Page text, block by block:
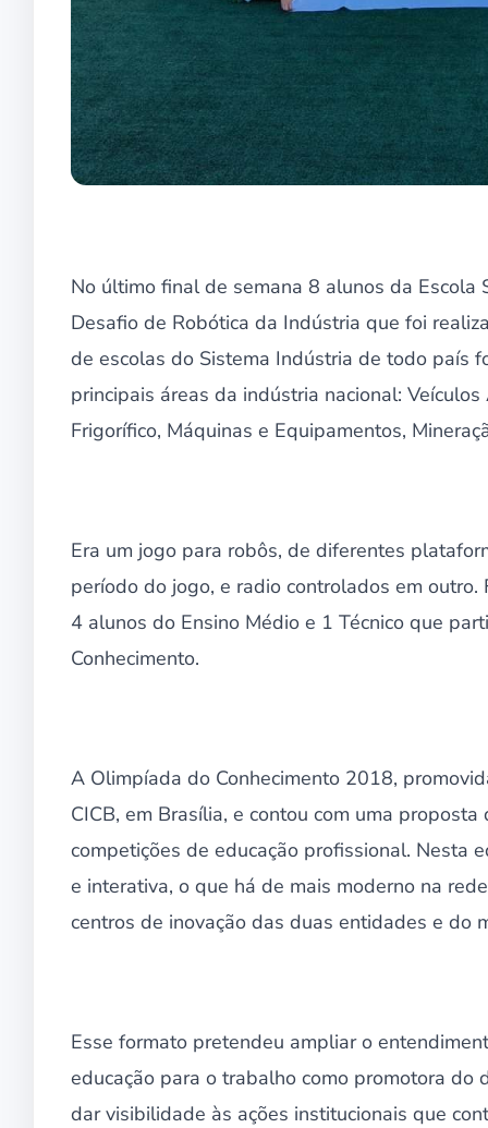
No último final de semana 8 alunos da Escola
Desafio de Robótica da Indústria que foi
de escolas do Sistema Indústria de todo país
principais áreas da indústria nacional:
Frigorífico, Máquinas e Equipamentos,
Era um jogo para robôs, de diferentes
período do jogo, e radio controlados em
4 alunos do Ensino Médio e 1 Técnico que
Conhecimento.
A Olimpíada do Conhecimento 2018,
CICB, em Brasília, e contou com uma
competições de educação profissional. Nesta
e interativa, o que há de mais moderno na
centros de inovação das duas entidades e do
Esse formato pretendeu ampliar o
educação para o trabalho como promotora do
dar visibilidade às ações institucionais que